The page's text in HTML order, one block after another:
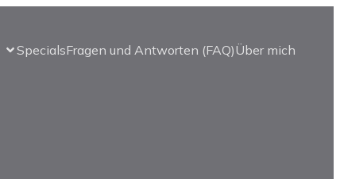
SpecialsFragen und Antworten (FAQ)Über mich